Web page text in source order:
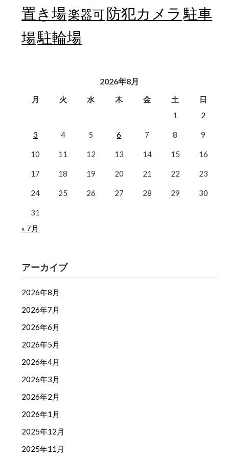
置き場楽器可防犯カメラ 駐車
場駐輪場
2026年8月
月 火 水 木 金 土
日
1
2
3 4 5 6 7 8 9
10 11 12 13 14 15 16
17 18 19 20 21 22 23
24 25 26 27 28 29 30
31
« 7月
アーカイブ
2026年8月
2026年7月
2026年6月
2026年5月
2026年4月
2026年3月
2026年2月
2026年1月
2025年12月
2025年11月